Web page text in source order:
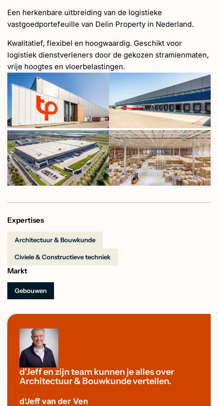
Een herkenbare uitbreiding van de logistieke
vastgoedportefeuille van Delin Property in Nederland.
Kwalitatief, flexibel en hoogwaardig. Geschikt voor
logistiek dienstverleners door de gekozen stramienmaten,
vrije hoogtes en vloerbelastingen.
Expertises
Architectuur & Bouwkunde
Civiele & Constructieve techniek
Markt
Gebouwen
d'Jeff en zijn team kunnen je alles over
Architectuur & Bouwkunde vertellen.
d'Jeff van der Ven